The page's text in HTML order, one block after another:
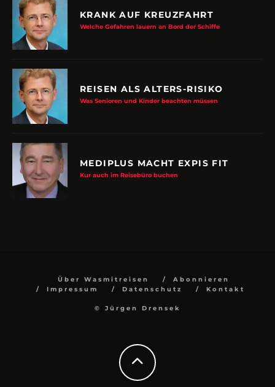
KRANK AUF KREUZFAHRT
Welche Gefahren lauern an Bord der Schiffe
REISEN ALS ALTERS-RISIKO
Was Senioren und Kinder beachten müssen
MEDIPLUS MACHT EXPIS FIT
Kur auch im Reisebüro buchen
Über Wasmitreisen
Abonnieren
Impressum
Datenschutz Kontakt
© Jürgen Drensek